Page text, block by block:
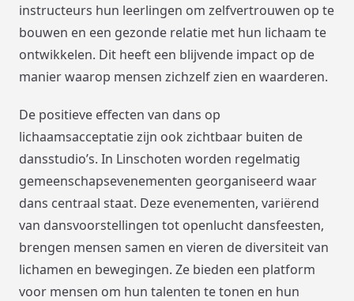
instructeurs hun leerlingen om zelfvertrouwen op te
bouwen en een gezonde relatie met hun lichaam te
ontwikkelen. Dit heeft een blijvende impact op de
manier waarop mensen zichzelf zien en waarderen.
De positieve effecten van dans op
lichaamsacceptatie zijn ook zichtbaar buiten de
dansstudio’s. In Linschoten worden regelmatig
gemeenschapsevenementen georganiseerd waar
dans centraal staat. Deze evenementen, variërend
van dansvoorstellingen tot openlucht dansfeesten,
brengen mensen samen en vieren de diversiteit van
lichamen en bewegingen. Ze bieden een platform
voor mensen om hun talenten te tonen en hun